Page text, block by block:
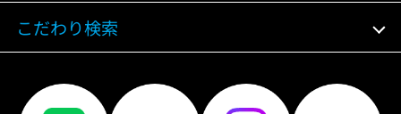
こだわり検索